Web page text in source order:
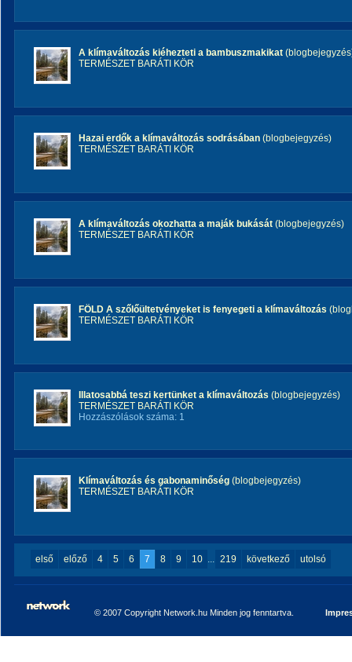
A klímaváltozás kiéhezteti a bambuszmakikat
TERMÉSZET BARÁTI KÖR
Hazai erdők a klímaváltozás sodrásában (blogbejegyzés)
TERMÉSZET BARÁTI KÖR
A klímaváltozás okozhatta a maják bukását (blogbejegyzés)
TERMÉSZET BARÁTI KÖR
FÖLD A szőlőültetvényeket is fenyegeti a klímaváltozás
TERMÉSZET BARÁTI KÖR
Illatosabbá teszi kertünket a klímaváltozás (blogbejegyzés)
TERMÉSZET BARÁTI KÖR
Hozzászólások száma: 1
Klímaváltozás és gabonaminőség (blogbejegyzés)
TERMÉSZET BARÁTI KÖR
első előző 4 5 6 7 8 9 10 ... 219 következő utolsó
© 2007 Copyright Network.hu Minden jog fenntartva.